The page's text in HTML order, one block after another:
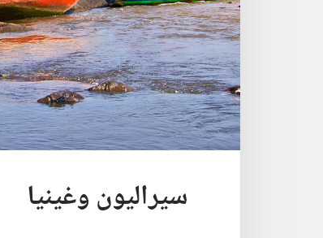
سيراليون وغينيا